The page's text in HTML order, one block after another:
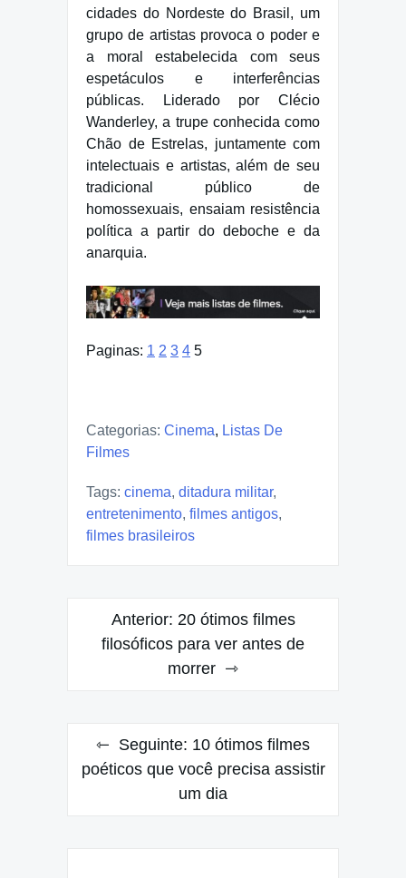
cidades do Nordeste do Brasil, um
grupo de artistas provoca o poder e
a moral estabelecida com seus
espetáculos e interferências
públicas. Liderado por Clécio
Wanderley, a trupe conhecida como
Chão de Estrelas, juntamente com
intelectuais e artistas, além de seu
tradicional público de
homossexuais, ensaiam resistência
política a partir do deboche e da
anarquia.
Paginas: 1 2 3 4 5
Categorias: Cinema, Listas De
Filmes
Tags: cinema, ditadura militar,
entretenimento, filmes antigos,
filmes brasileiros
Navegação
Anterior: 20 ótimos filmes
filosóficos para ver antes de
morrer
Seguinte: 10 ótimos filmes
poéticos que você precisa assistir
um dia